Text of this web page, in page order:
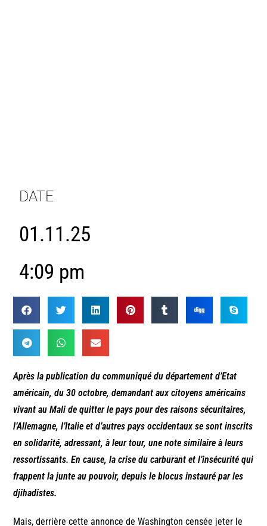
DATE
01.11.25
4:09 pm
Après la publication du communiqué du département d’Etat
américain, du 30 octobre, demandant aux citoyens américains
vivant au Mali de quitter le pays pour des raisons sécuritaires,
l’Allemagne, l’Italie et d’autres pays occidentaux se sont inscrits
en solidarité, adressant, à leur tour, une note similaire à leurs
ressortissants. En cause, la crise du carburant et l’insécurité qui
frappent la junte au pouvoir, depuis le blocus instauré par les
djihadistes.
Mais, derrière cette annonce de Washington censée jeter le